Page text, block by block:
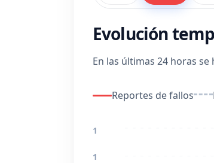
Evolución
En las últimas 24 horas
Reportes de fallos
1
1